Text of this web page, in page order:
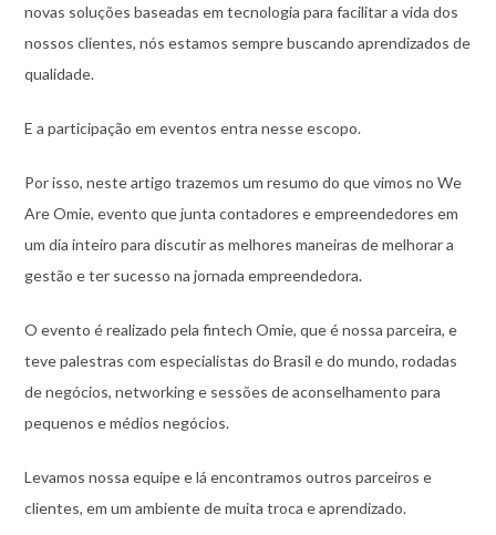
novas soluções baseadas em tecnologia para facilitar a vida dos
nossos clientes, nós estamos sempre buscando aprendizados de
qualidade.
E a participação em eventos entra nesse escopo.
Por isso, neste artigo trazemos um resumo do que vimos no We
Are Omie, evento que junta contadores e empreendedores em
um dia inteiro para discutir as melhores maneiras de melhorar a
gestão e ter sucesso na jornada empreendedora.
O evento é realizado pela fintech Omie, que é nossa parceira, e
teve palestras com especialistas do Brasil e do mundo, rodadas
de negócios, networking e sessões de aconselhamento para
pequenos e médios negócios.
Levamos nossa equipe e lá encontramos outros parceiros e
clientes, em um ambiente de muita troca e aprendizado.